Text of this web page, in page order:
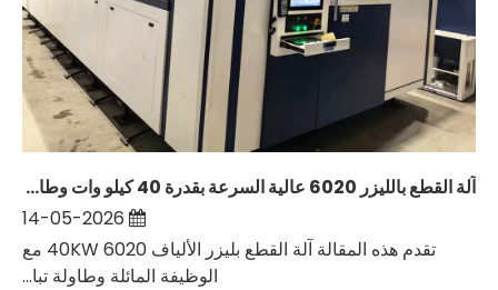
آلة القطع بالليزر 6020 عالية السرعة بقدرة 40 كيلو وات وطاولة التبادل: إعادة تعريف معالجة المعادن الثقيلة
تقدم هذه المقالة آلة القطع بليزر الألياف 40KW 6020 مع
الوظيفة المائلة وطاولة تبا...